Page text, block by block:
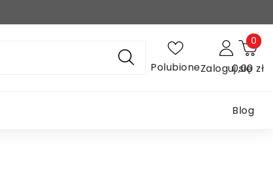
PolubioneZaloguj się
0,00 zł
0
Blog